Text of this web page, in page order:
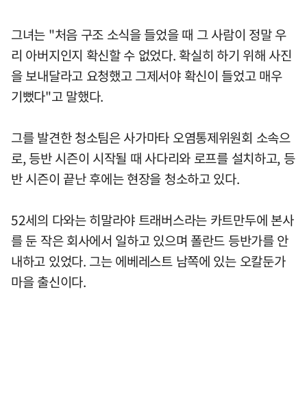
그녀는 "처음 구조 소식을 들었을 때 그 사람이 정말 우
리 아버지인지 확신할 수 없었다. 확실히 하기 위해 사진
을 보내달라고 요청했고 그제서야 확신이 들었고 매우
기뻤다"고 말했다.
그를 발견한 청소팀은 사가마타 오염통제위원회 소속으
로, 등반 시즌이 시작될 때 사다리와 로프를 설치하고, 등
반 시즌이 끝난 후에는 현장을 청소하고 있다.
52세의 다와는 히말라야 트래버스라는 카트만두에 본사
를 둔 작은 회사에서 일하고 있으며 폴란드 등반가를 안
내하고 있었다. 그는 에베레스트 남쪽에 있는 오칼둔가
마을 출신이다.